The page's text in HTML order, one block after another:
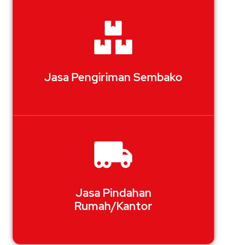
Jasa Pengiriman Sembako
Jasa Pindahan
Rumah/Kantor